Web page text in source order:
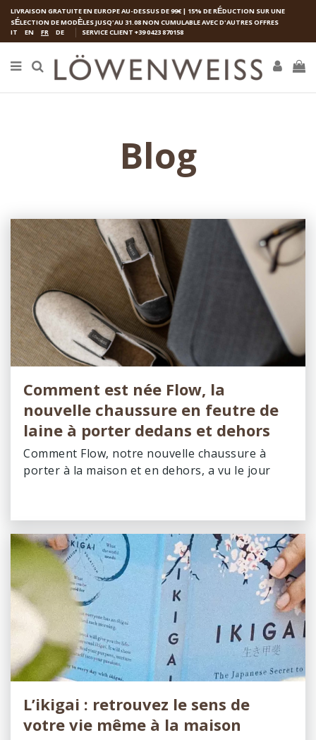
LIVRAISON GRATUITE EN EUROPE AU-DESSUS DE 99€ | 15% DE RÉDUCTION SUR UNE
SÉLECTION DE MODÈLES JUSQ'AU 31.08 NON CUMULABLE AVEC D'AUTRES OFFRES
IT
EN FR DE SERVICE CLIENT +39 0423 870158
Blog
Comment est née Flow, la
nouvelle chaussure en feutre de
laine à porter dedans et dehors
Comment Flow, notre nouvelle chaussure à
porter à la maison et en dehors, a vu le jour
L’ikigai : retrouvez le sens de
votre vie même à la maison